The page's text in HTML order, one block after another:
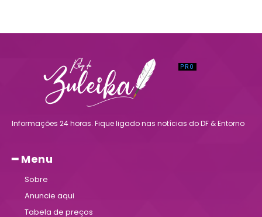
Informações 24 horas. Fique ligado nas notícias do DF & Entorno
━ Menu
Sobre
Anuncie aqui
Tabela de preços